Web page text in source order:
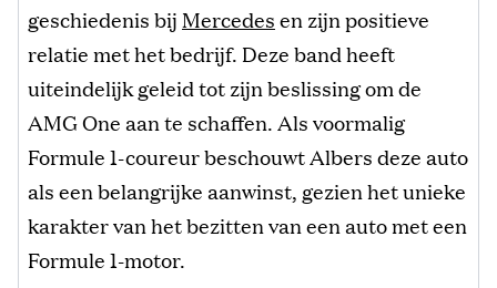
geschiedenis bij Mercedesen zijn positieve
relatie met het bedrijf. Deze band heeft
uiteindelijk geleid tot zijn beslissing om de
AMG One aan te schaffen. Als voormalig
Formule 1-coureur beschouwt Albers deze auto
als een belangrijke aanwinst, gezien het unieke
karakter van het bezitten van een auto met een
Formule 1-motor.